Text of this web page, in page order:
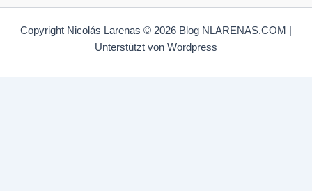
Copyright Nicolás Larenas © 2026 Blog NLARENAS.COM |
Unterstützt von Wordpress